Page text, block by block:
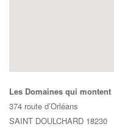
Les Domaines qui montent
374 route d’Orléans
SAINT DOULCHARD 18230